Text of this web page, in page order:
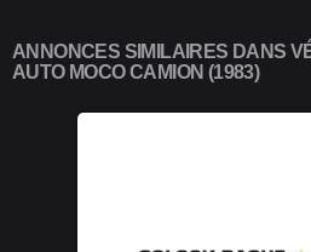
ANNONCES SIMILAIRES DANS
AUTO MOCO CAMION (1983)